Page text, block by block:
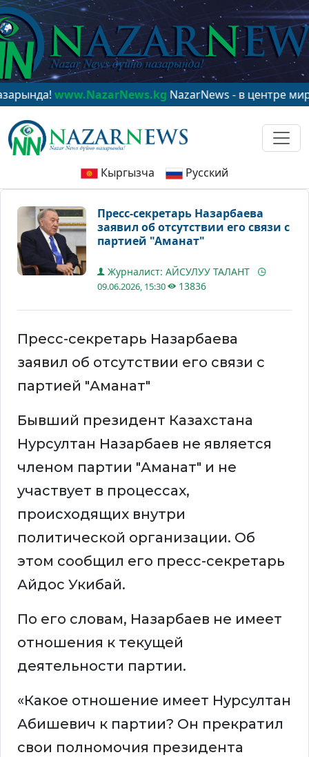
www.NazarNews.kgNazarNews - в центре
Кыргызча Русский
Пресс-секретарь Назарбаева
заявил об отсутствии его связи с
партией "Аманат"
Журналист: АЙСУЛУУ ТАЛАНТ
09.06.2026, 15:30 13836
Пресс-секретарь Назарбаева
заявил об отсутствии его связи с
партией "Аманат"
Бывший президент Казахстана
Нурсултан Назарбаев не является
членом партии "Аманат" и не
участвует в процессах,
происходящих внутри
политической организации. Об
этом сообщил его пресс-секретарь
Айдос Укибай.
По его словам, Назарбаев не имеет
отношения к текущей
деятельности партии.
«Какое отношение имеет Нурсултан
Абишевич к партии? Он прекратил
свои полномочия президента